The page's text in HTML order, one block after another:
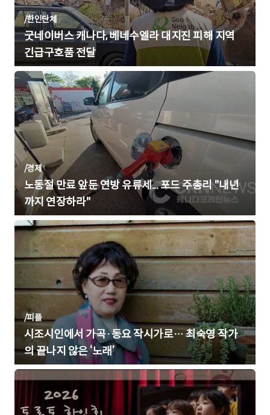
/한인단체
굿네이버스 캐나다, 베네수엘라 대지진 피해 지역
긴급구호품 전달
/경제
노동절 만료 앞둔 연방 유류세... 포드 주총리 "내년
까지 연장하라"
/피플
시조시인에서 가곡·동요 작시가로… 최숙영 작가
의 끝나지 않은 ‘노래’